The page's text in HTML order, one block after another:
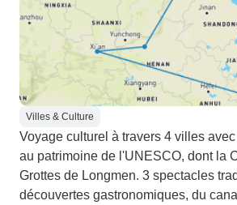
Villes & Culture
Voyage culturel à travers 4 villes
au patrimoine de l'UNESCO, dont la
Grottes de Longmen. 3 spectacles
découvertes gastronomiques, du